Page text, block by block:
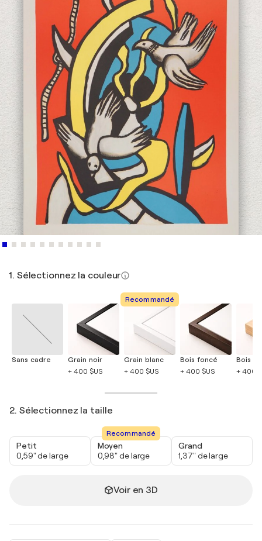
1. Sélectionnez la couleur
Sans cadre
Grain noir
+ 400 $US
Recommandé
Grain blanc
+ 400 $US
Bois foncé
+ 400 $US
Bois
+ 400
2. Sélectionnez la taille
Petit
0,59" de large
Recommandé
Moyen
0,98" de large
Grand
1,37" de large
Voir en 3D